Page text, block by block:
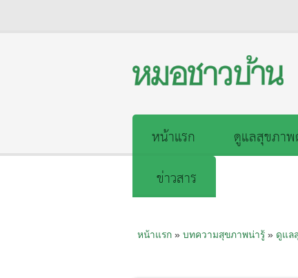
หน้าแรก ดูแลสุขภาพ
ข่าวสาร
หน้าแรก» บทความสุขภาพน่ารู้» ดูแล